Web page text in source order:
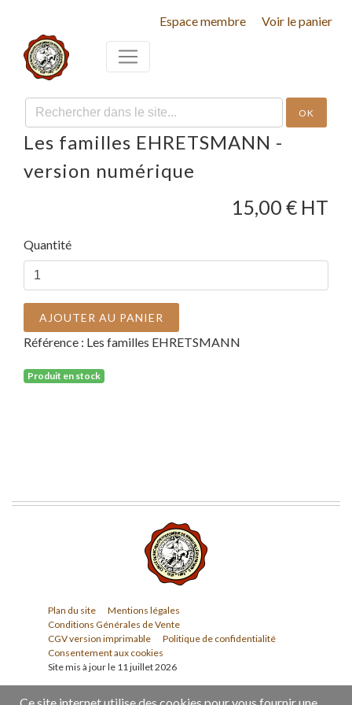
Espace membre Voir le panier
OK
Les familles EHRETSMANN -
version numérique
15,00 € HT
Quantité
AJOUTER AU PANIER
Référence : Les familles EHRETSMANN
Produit en stock
Plan du site
Mentions légales
Conditions Générales de Vente
CGV version imprimable
Politique de confidentialité
Consentement aux cookies
Site mis à jour le 11 juillet 2026